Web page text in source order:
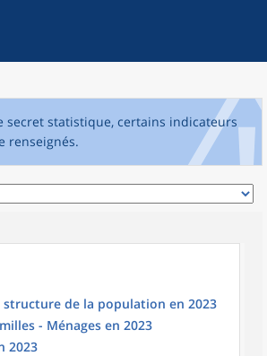
secret statistique, certains indicateurs
renseignés.
de la population en 2023
- Ménages en 2023
2023